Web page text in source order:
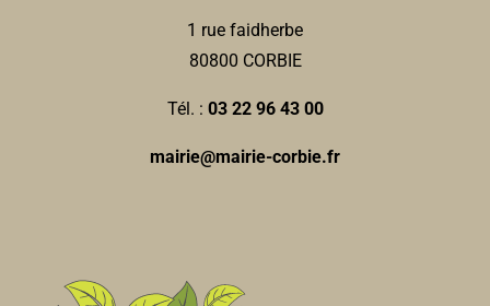
1 rue faidherbe
80800 CORBIE
Tél. : 03 22 96 43 00
mairie@mairie-corbie.fr